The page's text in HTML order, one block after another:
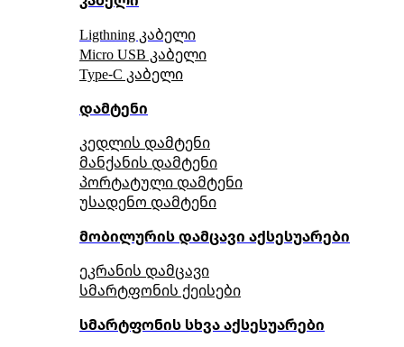
Ligthning კაბელი
Micro USB კაბელი
Type-C კაბელი
დამტენი
კედლის დამტენი
მანქანის დამტენი
პორტატული დამტენი
უსადენო დამტენი
მობილურის დამცავი აქსესუარები
ეკრანის დამცავი
სმარტფონის ქეისები
სმარტფონის სხვა აქსესუარები